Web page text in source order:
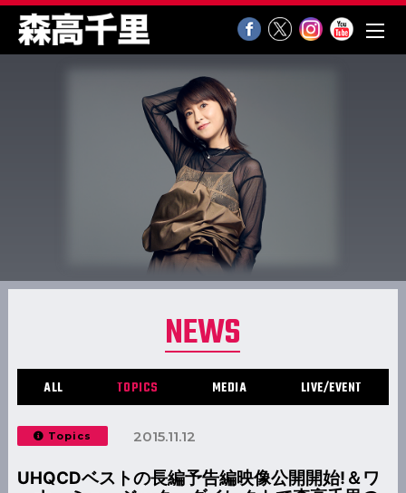
NEWS
ALL TOPICS MEDIA LIVE/EVENT
Topics 2015.11.12
UHQCDベストの長編予告編映像公開開始!＆ワ